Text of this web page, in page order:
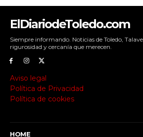
ElDiariodeToledo.com
Siempre informando. Noticias de Toledo,
rigurosidad y cercanía que merecen.
Aviso legal
Política de Privacidad
Política de cookies
HOME